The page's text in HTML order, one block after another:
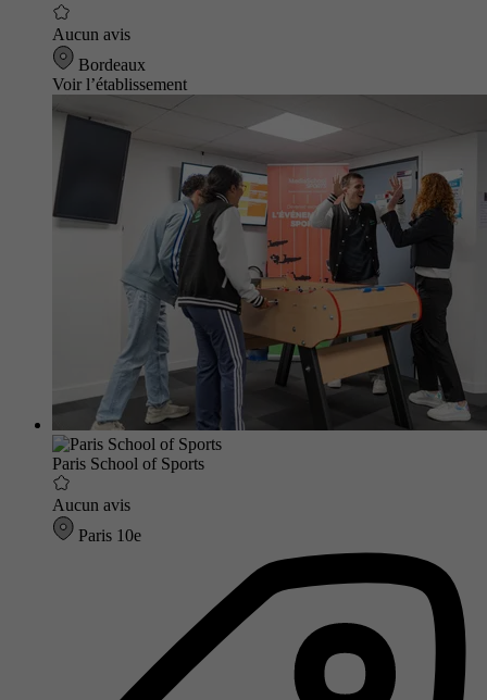
Aucun avis
Bordeaux
Voir l’établissement
Paris School of Sports
Aucun avis
Paris 10e